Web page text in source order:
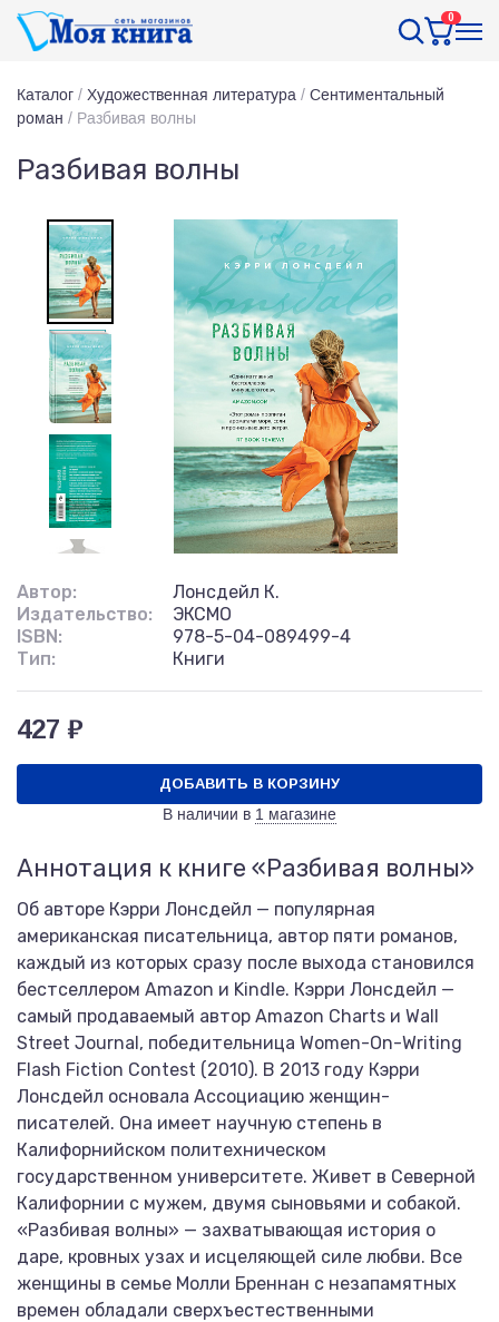
0
Каталог / Художественная литература / Сентиментальный
роман / Разбивая волны
Разбивая волны
Автор:
Лонсдейл К.
Издательство:
ЭКСМО
ISBN:
978-5-04-089499-4
Тип:
Книги
427 ₽
ДОБАВИТЬ В КОРЗИНУ
В наличии в 1 магазине
Аннотация к книге «Разбивая волны»
Об авторе Кэрри Лонсдейл — популярная
американская писательница, автор пяти романов,
каждый из которых сразу после выхода становился
бестселлером Amazon и Kindle. Кэрри Лонсдейл —
самый продаваемый автор Amazon Charts и Wall
Street Journal, победительница Women-On-Writing
Flash Fiction Contest (2010). В 2013 году Кэрри
Лонсдейл основала Ассоциацию женщин-
писателей. Она имеет научную степень в
Калифорнийском политехническом
государственном университете. Живет в Северной
Калифорнии с мужем, двумя сыновьями и собакой.
«Разбивая волны» — захватывающая история о
даре, кровных узах и исцеляющей силе любви. Все
женщины в семье Молли Бреннан с незапамятных
времен обладали сверхъестественными